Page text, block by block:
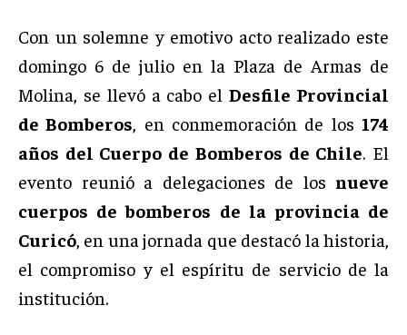
Con un solemne y emotivo acto realizado este
domingo 6 de julio en la Plaza de Armas de
Molina, se llevó a cabo elDesfile Provincial
de Bomberos, en conmemoración de los 174
años del Cuerpo de Bomberos de Chile. El
evento reunió a delegaciones de los nueve
cuerpos de bomberos de la provincia de
Curicó, en una jornada que destacó la historia,
el compromiso y el espíritu de servicio de la
institución.